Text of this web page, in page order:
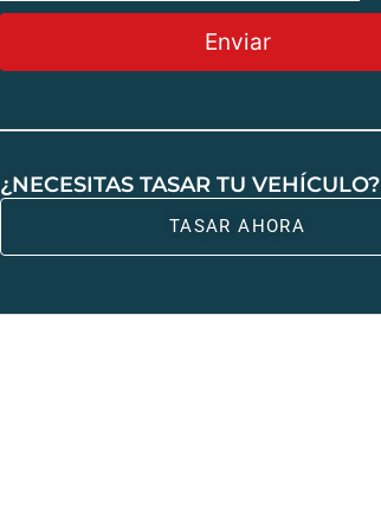
Enviar
¿NECESITAS TASAR TU VEHÍCULO?
TASAR AHORA